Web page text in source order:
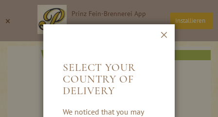
× Prinz Fein-Brennerei App
Installieren
Inhalt
Suche
SELECT YOUR
COUNTRY OF
DELIVERY
We noticed that you may